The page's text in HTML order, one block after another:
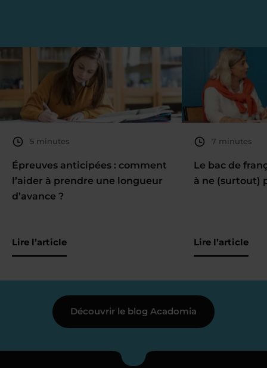
5 minutes
Épreuves anticipées : comment
l’aider à prendre une longueur
d’avance ?
Lire l’article
7 minutes
Le bac de
à ne (surtout)
Lire l’article
Découvrir le blog Acadomia